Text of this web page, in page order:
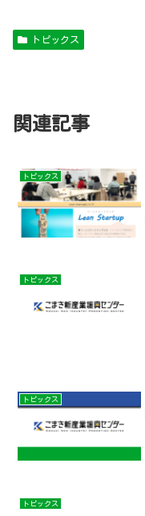
トピックス
関連記事
トピックス
トピックス
トピックス
トピックス